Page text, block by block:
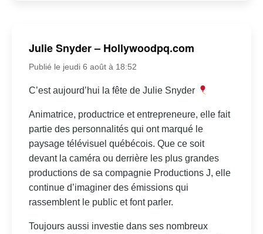
Julie Snyder – Hollywoodpq.com
Publié le jeudi 6 août à 18:52
C’est aujourd’hui la fête de Julie Snyder
Animatrice, productrice et entrepreneure, elle fait
partie des personnalités qui ont marqué le
paysage télévisuel québécois. Que ce soit
devant la caméra ou derrière les plus grandes
productions de sa compagnie Productions J, elle
continue d’imaginer des émissions qui
rassemblent le public et font parler.
Toujours aussi investie dans ses nombreux